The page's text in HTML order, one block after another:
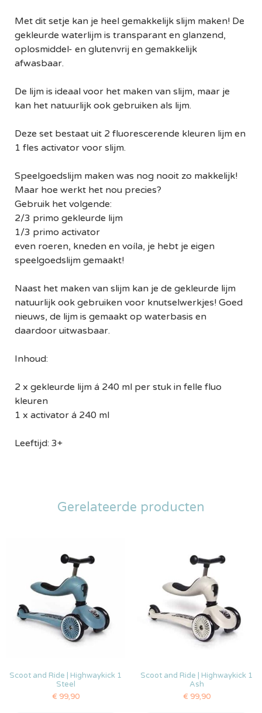
Met dit setje kan je heel gemakkelijk slijm maken! De
gekleurde waterlijm is transparant en glanzend,
oplosmiddel- en glutenvrij en gemakkelijk
afwasbaar.
De lijm is ideaal voor het maken van slijm, maar je
kan het natuurlijk ook gebruiken als lijm.
Deze set bestaat uit 2 fluorescerende kleuren lijm en
1 fles activator voor slijm.
Speelgoedslijm maken was nog nooit zo makkelijk!
Maar hoe werkt het nou precies?
Gebruik het volgende:
2/3 primo gekleurde lijm
1/3 primo activator
even roeren, kneden en voíla, je hebt je eigen
speelgoedslijm gemaakt!
Naast het maken van slijm kan je de gekleurde lijm
natuurlijk ook gebruiken voor knutselwerkjes! Goed
nieuws, de lijm is gemaakt op waterbasis en
daardoor uitwasbaar.
Inhoud:
2 x gekleurde lijm á 240 ml per stuk in felle fluo
kleuren
1 x activator á 240 ml
Leeftijd: 3+
Gerelateerde producten
Scoot and Ride | Highwaykick 1
Steel
€ 99,90
Scoot and Ride | Highwaykick 1
Ash
€ 99,90